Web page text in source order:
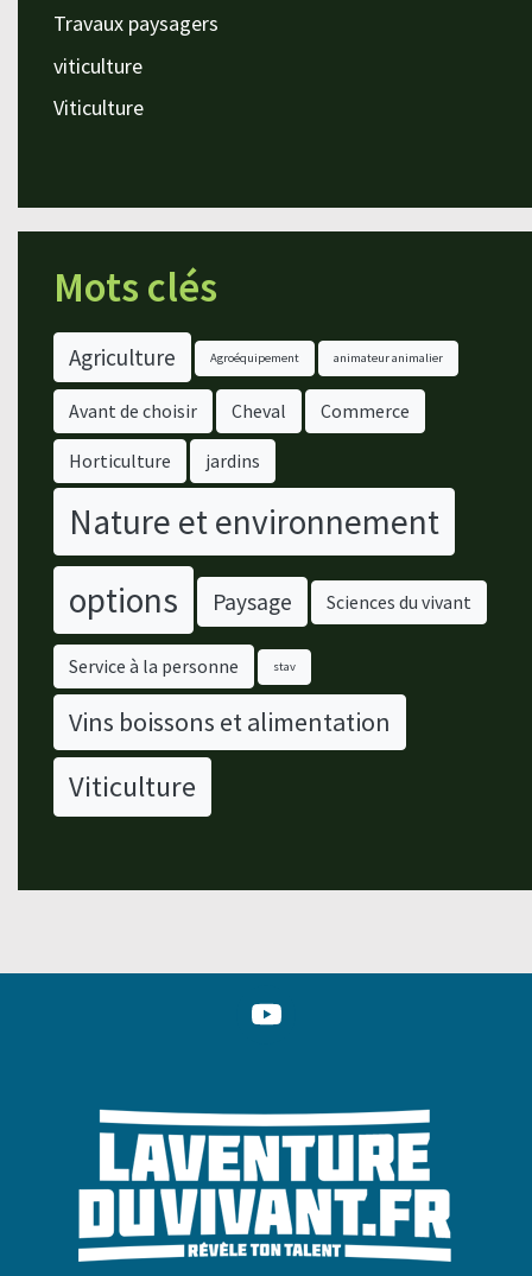
Travaux paysagers
viticulture
Viticulture
Mots clés
Agriculture Agroéquipement animateur animalier
Avant de choisir Cheval Commerce
Horticulture jardins
Nature et environnement
options
Paysage Sciences du vivant
Service à la personne stav
Vins boissons et alimentation
Viticulture